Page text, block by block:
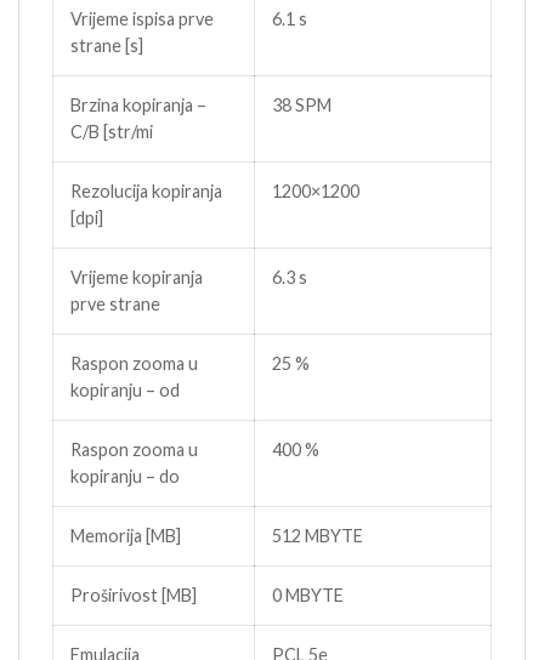
Vrijeme ispisa prve
strane [s]
6.1 s
Brzina kopiranja –
C/B [str/mi
38 SPM
Rezolucija kopiranja
[dpi]
1200×1200
Vrijeme kopiranja
prve strane
6.3 s
Raspon zooma u
kopiranju – od
25 %
Raspon zooma u
kopiranju – do
400 %
Memorija [MB] 512 MBYTE
Proširivost [MB] 0 MBYTE
Emulacija PCL 5e